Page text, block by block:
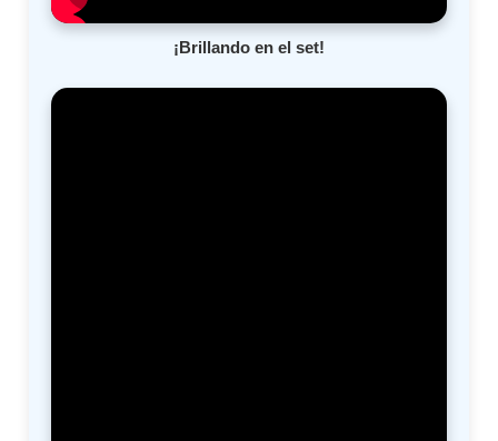
¡Brillando en el set!